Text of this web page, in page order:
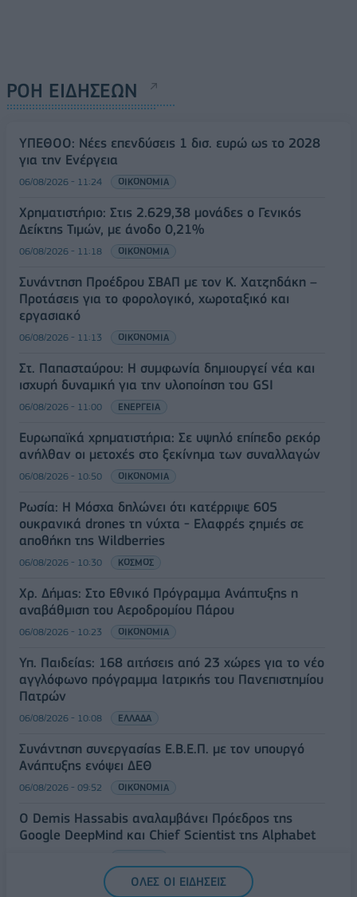
ΡΟΗ ΕΙΔΗΣΕΩΝ
ΥΠΕΘΟΟ: Νέες επενδύσεις 1 δισ. ευρώ ως το 2028
για την Ενέργεια
06/08/2026 - 11:24 ΟΙΚΟΝΟΜΙΑ
Χρηματιστήριο: Στις 2.629,38 μονάδες ο Γενικός
Δείκτης Τιμών, με άνοδο 0,21%
06/08/2026 - 11:18 ΟΙΚΟΝΟΜΙΑ
Συνάντηση Προέδρου ΣΒΑΠ με τον Κ. Χατζηδάκη –
Προτάσεις για το φορολογικό, χωροταξικό και
εργασιακό
06/08/2026 - 11:13 ΟΙΚΟΝΟΜΙΑ
Στ. Παπασταύρου: Η συμφωνία δημιουργεί νέα και
ισχυρή δυναμική για την υλοποίηση του GSI
06/08/2026 - 11:00 ΕΝΕΡΓΕΙΑ
Ευρωπαϊκά χρηματιστήρια: Σε υψηλό επίπεδο ρεκόρ
ανήλθαν οι μετοχές στο ξεκίνημα των συναλλαγών
06/08/2026 - 10:50 ΟΙΚΟΝΟΜΙΑ
Ρωσία: Η Μόσχα δηλώνει ότι κατέρριψε 605
ουκρανικά drones τη νύχτα - Ελαφρές ζημιές σε
αποθήκη της Wildberries
06/08/2026 - 10:30 ΚΟΣΜΟΣ
Χρ. Δήμας: Στο Εθνικό Πρόγραμμα Ανάπτυξης η
αναβάθμιση του Αεροδρομίου Πάρου
06/08/2026 - 10:23 ΟΙΚΟΝΟΜΙΑ
Υπ. Παιδείας: 168 αιτήσεις από 23 χώρες για το νέο
αγγλόφωνο πρόγραμμα Ιατρικής του Πανεπιστημίου
Πατρών
06/08/2026 - 10:08 ΕΛΛΑΔΑ
Συνάντηση συνεργασίας Ε.Β.Ε.Π. με τον υπουργό
Ανάπτυξης ενόψει ΔΕΘ
06/08/2026 - 09:52 ΟΙΚΟΝΟΜΙΑ
Ο Demis Hassabis αναλαμβάνει Πρόεδρος της
Google DeepMind και Chief Scientist της Alphabet
ΟΛΕΣ ΟΙ ΕΙΔΗΣΕΙΣ